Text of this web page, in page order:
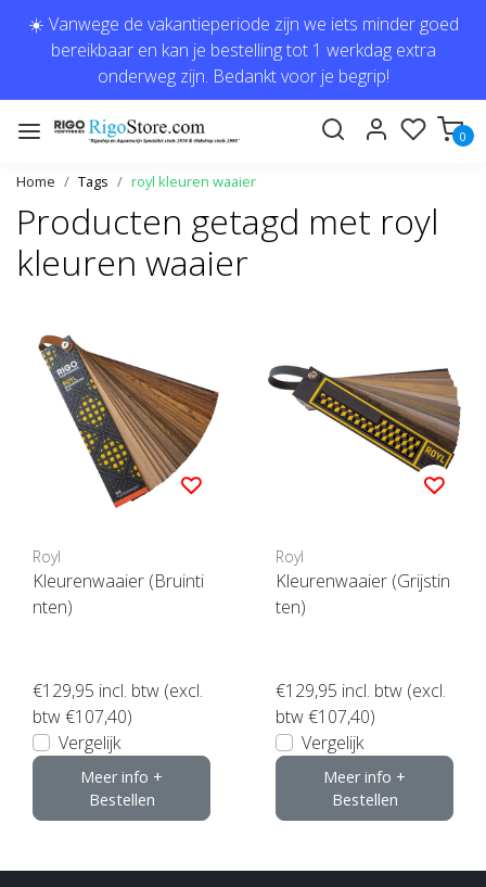
☀️ Vanwege de vakantieperiode zijn we iets minder goed
bereikbaar en kan je bestelling tot 1 werkdag extra
onderweg zijn. Bedankt voor je begrip!
0
Home Tags royl kleuren waaier
Producten getagd met royl
kleuren waaier
Royl
Kleurenwaaier (Bruinti
nten)
€129,95 incl. btw (excl.
btw €107,40)
Vergelijk
Meer info +
Bestellen
Royl
Kleurenwaaier (Grijstin
ten)
€129,95 incl. btw (excl.
btw €107,40)
Vergelijk
Meer info +
Bestellen